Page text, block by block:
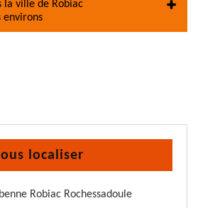
la ville de Robiac
environs
localiser
Robiac Rochessadoule